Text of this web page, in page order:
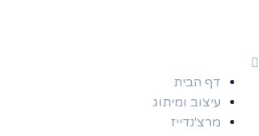
דף הבית
עיצוב ומיתוג
מרצ'נדייז